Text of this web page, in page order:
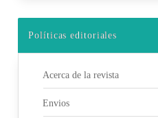
Políticas editoriales
Acerca de la revista
Envios